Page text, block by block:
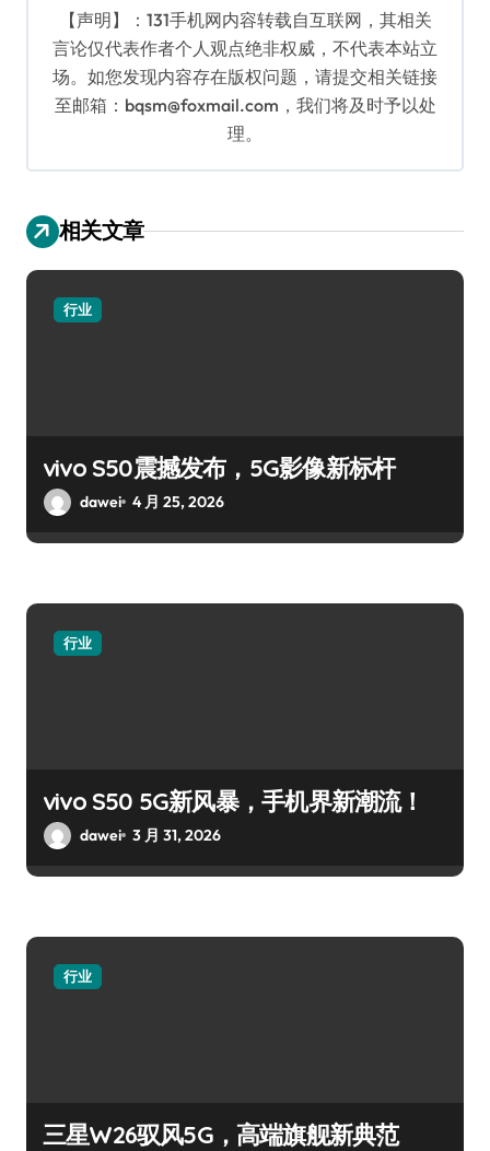
【声明】：131手机网内容转载自互联网，其相关
言论仅代表作者个人观点绝非权威，不代表本站立
场。如您发现内容存在版权问题，请提交相关链接
至邮箱：bqsm@foxmail.com，我们将及时予以处
理。
相关文章
行业
vivo S50震撼发布，5G影像新标杆
dawei 4 月 25, 2026
行业
vivo S50 5G新风暴，手机界新潮流！
dawei 3 月 31, 2026
行业
三星W26驭风5G，高端旗舰新典范